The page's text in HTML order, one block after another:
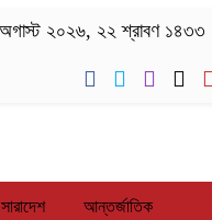
২০২৬, ২২ শ্রাবণ ১৪৩৩
সারাদেশ আন্তর্জাতিক